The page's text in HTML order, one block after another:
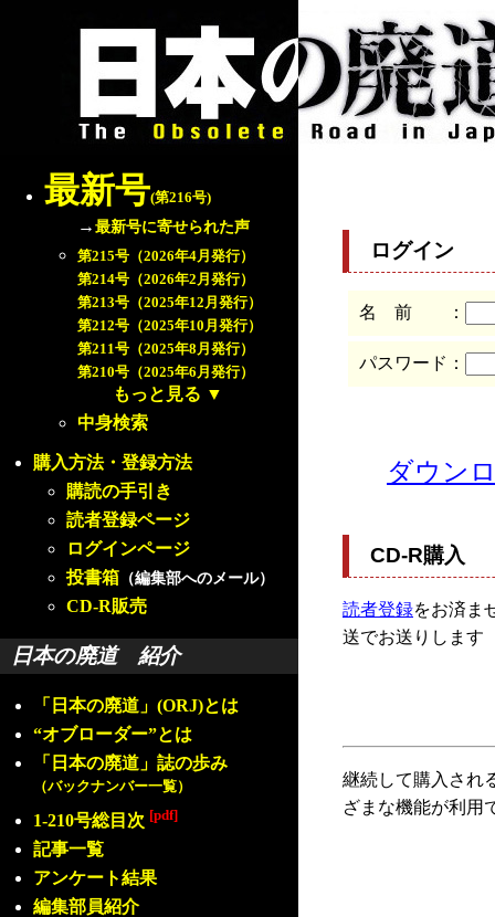
最新号(第216号)
→最新号に寄せられた声
第215号（2026年4月発行）
第214号（2026年2月発行）
第213号（2025年12月発行）
第212号（2025年10月発行）
第211号（2025年8月発行）
第210号（2025年6月発行）
もっと見る ▼
中身検索
購入方法・登録方法
購読の手引き
読者登録ページ
ログインページ
投書箱 （編集部へのメール）
CD-R販売
日本の廃道 紹介
「日本の廃道」(ORJ)とは
“オブローダー”とは
「日本の廃道」誌の歩み
（バックナンバー一覧）
1-210号総目次 [pdf]
記事一覧
アンケート結果
編集部員紹介
ログイン
名 前 ：
パスワード：
ダウン
CD-R購入
読者登録をお済ま
送でお送りします
継続して購入され
ざまな機能が利用